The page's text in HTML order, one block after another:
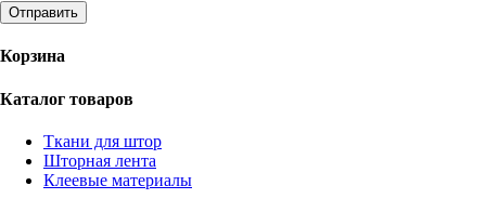
Корзина
Каталог товаров
Ткани для штор
Шторная лента
Клеевые материалы